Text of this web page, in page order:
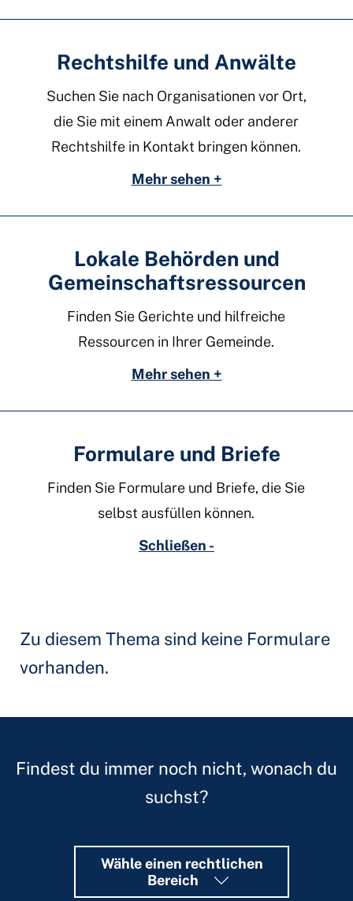
Rechtshilfe und Anwälte
Suchen Sie nach Organisationen vor Ort,
die Sie mit einem Anwalt oder anderer
Rechtshilfe in Kontakt bringen können.
Mehr sehen +
Lokale Behörden und
Gemeinschaftsressourcen
Finden Sie Gerichte und hilfreiche
Ressourcen in Ihrer Gemeinde.
Mehr sehen +
Formulare und Briefe
Finden Sie Formulare und Briefe, die Sie
selbst ausfüllen können.
Schließen -
Zu diesem Thema sind keine Formulare
vorhanden.
Findest du immer noch nicht, wonach du
suchst?
Wähle einen rechtlichen
Bereich